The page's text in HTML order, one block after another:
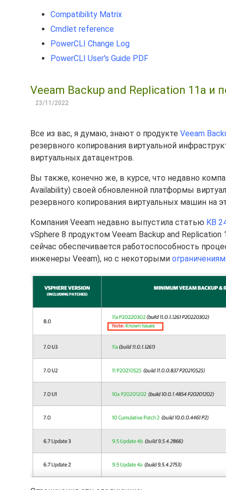
Compatibility Matrix
Cmdlet reference
PowerCLI Change Log
PowerCLI User's Guide PDF
Veeam Backup and Replication 11a и
23/11/2022
Все из вас, я думаю, знают о продукте Veeam
резервного копирования виртуальной
виртуальных датацентров.
Вы также, конечно же, в курсе, что недавно
Availability) своей обновленной платформы
резервного копирования виртуальных машин на
Компания Veeam недавно выпустила статью KB
vSphere 8 продуктом Veeam Backup and Replication
сейчас обеспечивается работоспособность
инженеры Veeam), но с некоторыми